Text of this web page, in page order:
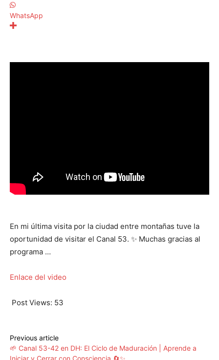
WhatsApp
En mi última visita por la ciudad entre montañas tuve la
oportunidad de visitar el Canal 53. ✨ Muchas gracias al
programa …
Enlace del video
Post Views: 53
Previous article
🌱 Canal 53-42 en DH: El Ciclo de Maduración | Aprende a